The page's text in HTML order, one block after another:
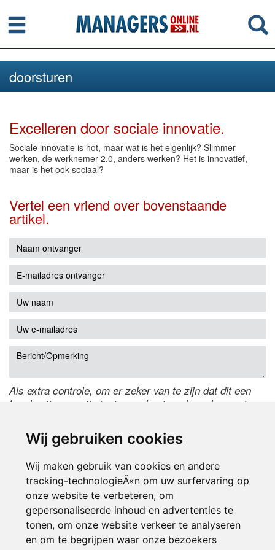
Wij gebruiken cookies
Wij maken gebruik van cookies en andere
tracking-technologieÃ«n om uw surfervaring op
onze website te verbeteren, om
gepersonaliseerde inhoud en advertenties te
tonen, om onze website verkeer te analyseren
en om te begrijpen waar onze bezoekers
Menu
doorsturen
Excelleren door sociale innovatie.
Sociale innovatie is hot, maar wat is het eigenlijk? Slimmer
werken, de werknemer 2.0, anders werken? Het is innovatief,
maar is het ook sociaal?
Vertel een vriend over bovenstaande
artikel.
Als extra controle, om er zeker van te zijn dat dit een
handmatige reactie is, typ onderstaande code over in
de code te wijzigen.